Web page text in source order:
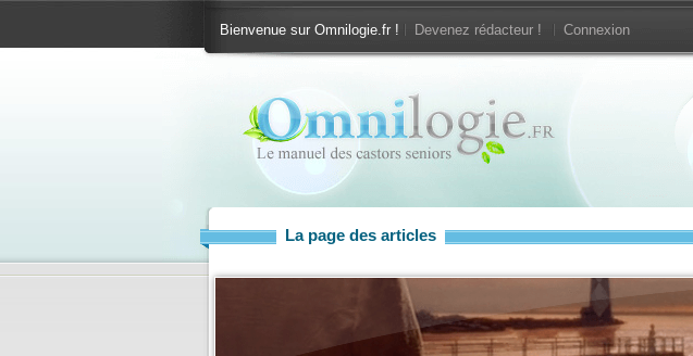
Bienvenue sur Omnilogie.fr ! Devenez rédacteur ! Connexion
La page des articles